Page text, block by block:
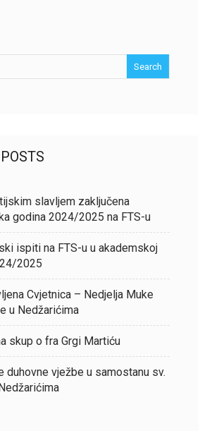
slavljem zaključena
godina 2024/2025 na FTS-u
ispiti na FTS-u u akademskoj
2025
Cvjetnica – Nedjelja Muke
u Nedžarićima
skup o fra Grgi Martiću
duhovne vježbe u samostanu sv.